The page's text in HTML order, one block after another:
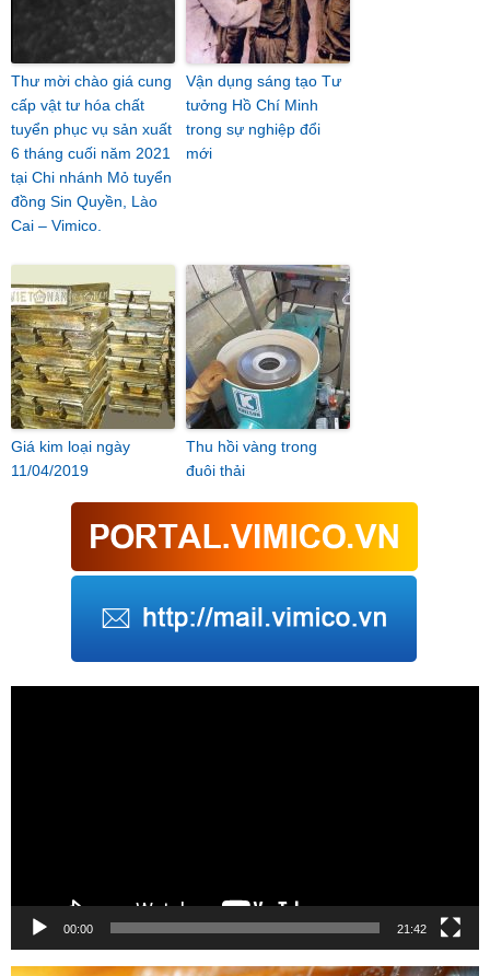
Thư mời chào giá cung
cấp vật tư hóa chất
tuyển phục vụ sản xuất
6 tháng cuối năm 2021
tại Chi nhánh Mỏ tuyển
đồng Sin Quyền, Lào
Cai – Vimico.
Vận dụng sáng tạo Tư
tưởng Hồ Chí Minh
trong sự nghiệp đổi
mới
Giá kim loại ngày
11/04/2019
Thu hồi vàng trong
đuôi thải
00:00 21:42